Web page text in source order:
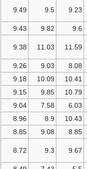
9.23
9.5
9.49
9.6
9.82
9.43
11.59
11.03
9.38
8.08
9.03
9.26
10.41
10.09
9.18
10.79
9.85
9.15
6.03
7.58
9.04
10.43
8.9
8.96
8.85
9.08
8.85
9.67
9.3
8.72